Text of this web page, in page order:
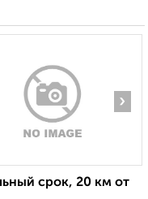
›
срок, 20 км от